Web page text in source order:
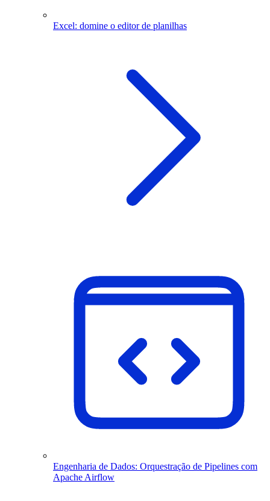
Excel: domine o editor de planilhas
Engenharia de Dados: Orquestração de Pipelines com
Apache Airflow